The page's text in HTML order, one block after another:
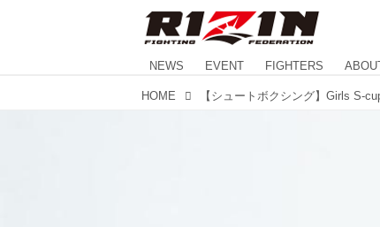
NEWS EVENT FIGHTERS
HOME